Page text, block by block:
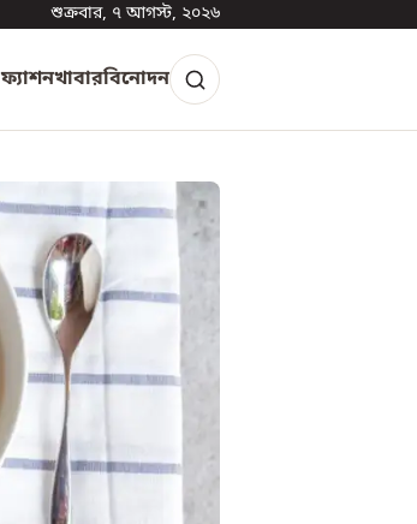
শুক্রবার, ৭ আগস্ট, ২০২৬
ফ্যাশনখাবারবিনোদন